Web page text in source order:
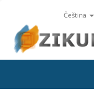
Čeština